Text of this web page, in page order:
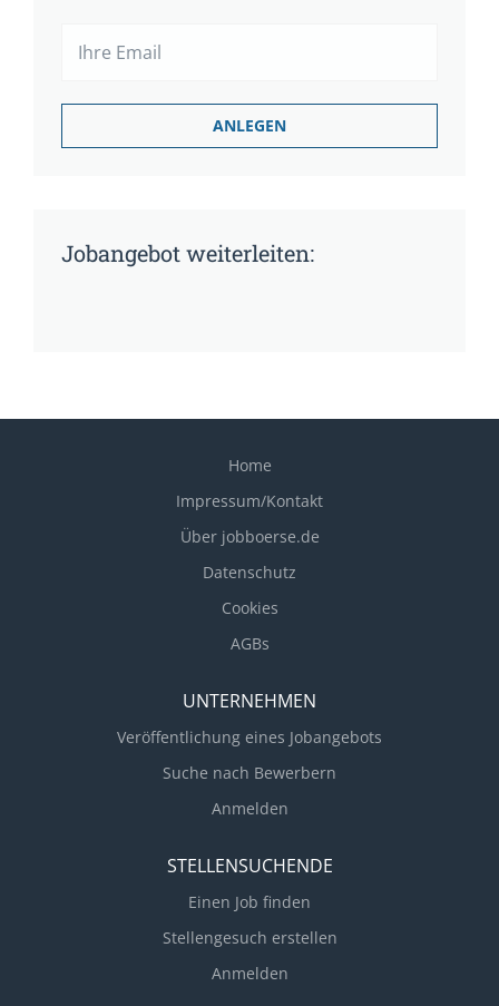
Jobangebot weiterleiten:
Home
Impressum/Kontakt
Über jobboerse.de
Datenschutz
Cookies
AGBs
UNTERNEHMEN
Veröffentlichung eines Jobangebots
Suche nach Bewerbern
Anmelden
STELLENSUCHENDE
Einen Job finden
Stellengesuch erstellen
Anmelden